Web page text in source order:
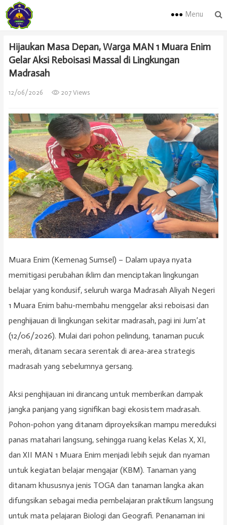
Menu
Hijaukan Masa Depan, Warga MAN 1 Muara Enim
Gelar Aksi Reboisasi Massal di Lingkungan
Madrasah
12/06/2026 207 Views
Muara Enim (Kemenag Sumsel) – Dalam upaya nyata
memitigasi perubahan iklim dan menciptakan lingkungan
belajar yang kondusif, seluruh warga Madrasah Aliyah Negeri
1 Muara Enim bahu-membahu menggelar aksi reboisasi dan
penghijauan di lingkungan sekitar madrasah, pagi ini Jum’at
(12/06/2026). Mulai dari pohon pelindung, tanaman pucuk
merah, ditanam secara serentak di area-area strategis
madrasah yang sebelumnya gersang.
Aksi penghijauan ini dirancang untuk memberikan dampak
jangka panjang yang signifikan bagi ekosistem madrasah.
Pohon-pohon yang ditanam diproyeksikan mampu mereduksi
panas matahari langsung, sehingga ruang kelas Kelas X, XI,
dan XII MAN 1 Muara Enim menjadi lebih sejuk dan nyaman
untuk kegiatan belajar mengajar (KBM). Tanaman yang
ditanam khususnya jenis TOGA dan tanaman langka akan
difungsikan sebagai media pembelajaran praktikum langsung
untuk mata pelajaran Biologi dan Geografi. Penanaman ini